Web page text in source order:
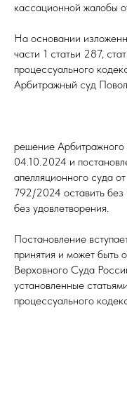
кассационной жалобы
На основании
части 1 статьи 287,
процессуального
Арбитражный суд
решение
04.10.2024 и
апелляционного суда
792/2024 оставить
без удовлетворения.
Постановление
принятия и может быть
Верховного Суда
установленные
процессуального